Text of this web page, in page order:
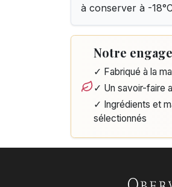
à conserver à -
Notre
✓ Fabriqué à la
✓ Un savoir-faire
✓ Ingrédients et
sélectionnés